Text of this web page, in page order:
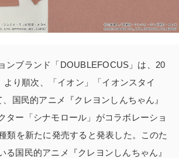
ンブランド「DOUBLEFOCUS」は、20
より順次、「イオン」「イオンスタイ
国民的アニメ『クレヨンしんちゃん』
ター「シナモロール」がコラボレーショ
類を新たに発売すると発表した。このた
る国民的アニメ『クレヨンしんちゃん』